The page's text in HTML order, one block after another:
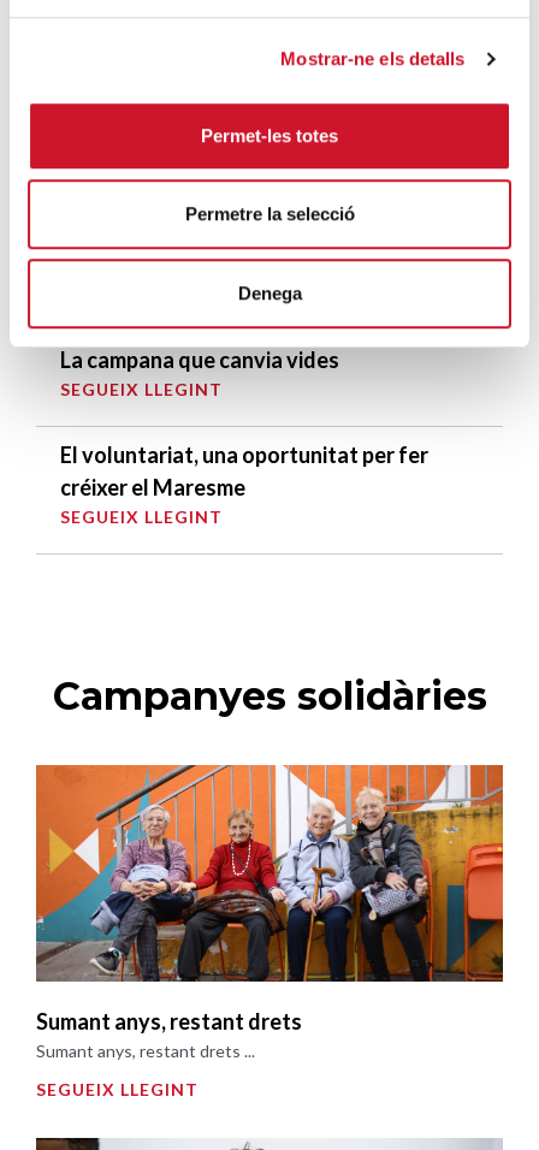
Mostrar-ne els detalls
Permet-les totes
Permetre la selecció
Denega
la situació a Ceuta i fa una crida a la
protecció de la dignitat humana
SEGUEIX LLEGINT
Càritas Barcelona acompanya més de
extraordinari de regularització
La campana que canvia vides
SEGUEIX LLEGINT
El voluntariat, una oportunitat per fer
créixer el Maresme
SEGUEIX LLEGINT
Campanyes solidàries
Sumant anys, restant drets
Sumant anys, restant drets ...
SEGUEIX LLEGINT